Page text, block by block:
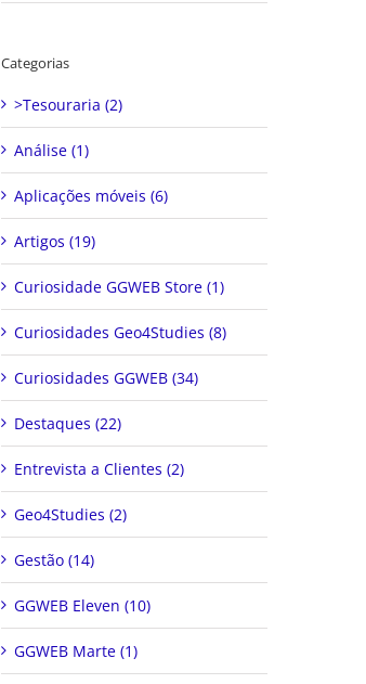
Categorias
>Tesouraria (2)
Análise (1)
Aplicações móveis (6)
Artigos (19)
Curiosidade GGWEB Store (1)
Curiosidades Geo4Studies (8)
Curiosidades GGWEB (34)
Destaques (22)
Entrevista a Clientes (2)
Geo4Studies (2)
Gestão (14)
GGWEB Eleven (10)
GGWEB Marte (1)